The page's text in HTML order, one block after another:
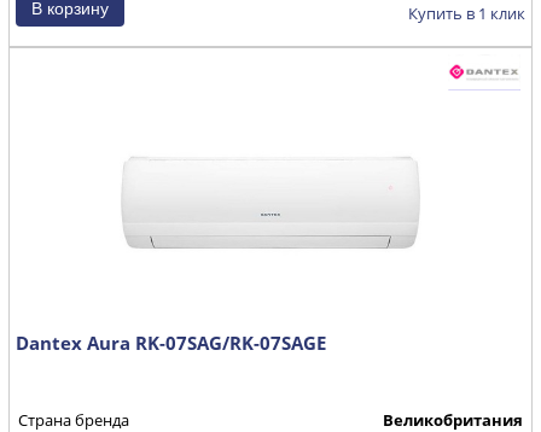
Купить в 1 клик
Dantex Aura RK-07SAG/RK-07SAGE
Страна бренда Великобритания